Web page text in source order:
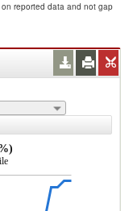
reported data and not gap